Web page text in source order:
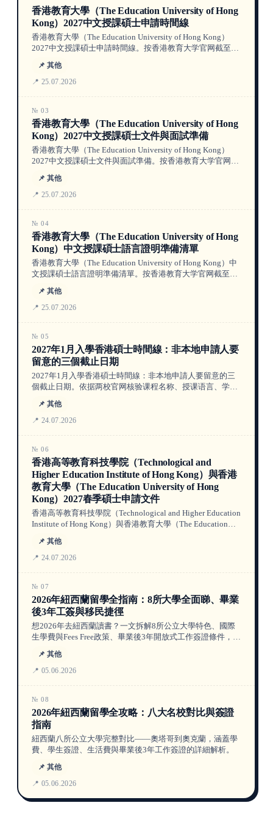
香港教育大學（The Education University of Hong
Kong）2027中文授課碩士申請時間線
香港教育大學（The Education University of Hong Kong）
2027中文授課碩士申請時間線。按香港教育大学官网截至
2026年7月25日的信息，区分中文授课标记、项目要求与尚
未公布的2027/28数据。
📌 其他
📍 25.07.2026
№ 03
香港教育大學（The Education University of Hong
Kong）2027中文授課碩士文件與面試準備
香港教育大學（The Education University of Hong Kong）
2027中文授課碩士文件與面試準備。按香港教育大学官网截
至2026年7月25日的信息，区分中文授课标记、项目要求与
尚未公布的2027/28数据。
📌 其他
📍 25.07.2026
№ 04
香港教育大學（The Education University of Hong
Kong）中文授課碩士語言證明準備清單
香港教育大學（The Education University of Hong Kong）中
文授課碩士語言證明準備清單。按香港教育大学官网截至
2026年7月25日的信息，区分中文授课标记、项目要求与尚
未公布的2027/28数据。
📌 其他
📍 25.07.2026
№ 05
2027年1月入學香港碩士時間線：非本地申請人要
留意的三個截止日期
2027年1月入學香港碩士時間線：非本地申請人要留意的三
個截止日期。依据两校官网核验课程名称、授课语言、学
费、截止日与适用边界，信息截至2026年7月24日。
📌 其他
📍 24.07.2026
№ 06
香港高等教育科技學院（Technological and
Higher Education Institute of Hong Kong）與香港
教育大學（The Education University of Hong
Kong）2027春季碩士申請文件
香港高等教育科技學院（Technological and Higher Education
Institute of Hong Kong）與香港教育大學（The Education
University of Hong Kong）2027春季碩士申請文件。依据两
校官网核验课程名称、授课语言、学费、截止日与适用边
界，信息截至2026年7月24日。
📌 其他
📍 24.07.2026
№ 07
2026年紐西蘭留學全指南：8所大學全面睇、畢業
後3年工簽與移民捷徑
想2026年去紐西蘭讀書？一文拆解8所公立大學特色、國際
生學費與Fees Free政策、畢業後3年開放式工作簽證條件，以
及技術移民6分制點計分。由選校到拎PR，UNILINK陪你逐
步實現。
📌 其他
📍 05.06.2026
№ 08
2026年紐西蘭留學全攻略：八大名校對比與簽證
指南
紐西蘭八所公立大學完整對比——奧塔哥到奧克蘭，涵蓋學
費、學生簽證、生活費與畢業後3年工作簽證的詳細解析。
📌 其他
📍 05.06.2026